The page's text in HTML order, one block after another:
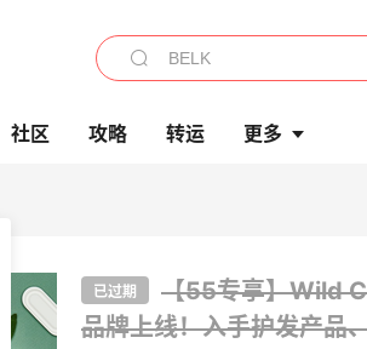
社区 攻略 转运 更多
已过期
【55专享】Wild
品牌上线！入手护发产品